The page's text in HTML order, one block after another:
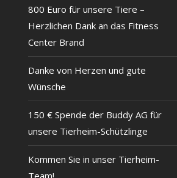
800 Euro für unsere Tiere –
Herzlichen Dank an das Fitness
Center Brand
Danke von Herzen und gute
Wünsche
150 € Spende der Buddy AG für
unsere Tierheim-Schützlinge
Kommen Sie in unser Tierheim-
Team!